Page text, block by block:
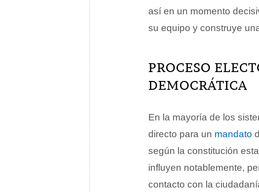
así en un momento
su equipo y construye
PROCESO
DEMOCRÁTICA
En la mayoría de los
directo para un mandato
según la constitución
influyen notablemente,
contacto con la